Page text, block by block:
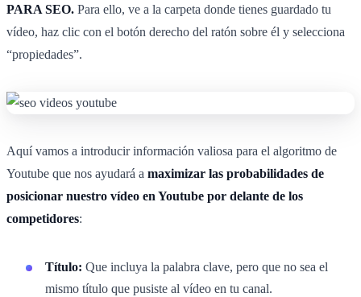
PARA SEO. Para ello, ve a la carpeta donde tienes guardado tu
vídeo, haz clic con el botón derecho del ratón sobre él y selecciona
“propiedades”.
Aquí vamos a introducir información valiosa para el algoritmo de
Youtube que nos ayudará a maximizar las probabilidades de
posicionar nuestro vídeo en Youtube por delante de los
competidores:
Título: Que incluya la palabra clave, pero que no sea el
mismo título que pusiste al vídeo en tu canal.